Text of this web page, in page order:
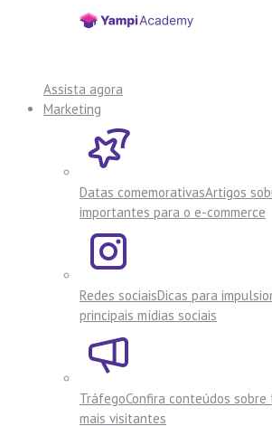
Assista agora
Marketing
Datas comemorativasArtigos
importantes para o e-commerce
Redes sociaisDicas para
principais mídias sociais
TráfegoConfira conteúdos
mais visitantes